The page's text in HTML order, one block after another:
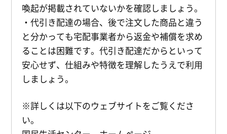
喚起が掲載されていないかを確認しましょう。
・代引き配達の場合、後で注文した商品と違う
と分かっても宅配事業者から返金や補償を求め
ることは困難です。代引き配達だからといって
安心せず、仕組みや特徴を理解したうえで利用
しましょう。
※詳しくは以下のウェブサイトをご覧くださ
い。